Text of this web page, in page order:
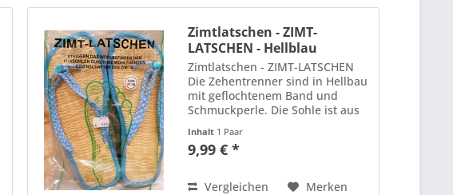
Zimtlatschen - ZIMT-
LATSCHEN - Hellblau
Zimtlatschen - ZIMT-LATSCHEN
Die Zehentrenner sind in Hellbau
mit geflochtenem Band und
Schmuckperle. Die Sohle ist aus
wohltuenden Zimt-Duft und
Massage.
Inhalt 1 Paar
9,99 € *
Vergleichen Merken